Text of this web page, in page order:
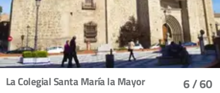
6/ 60
La Colegial Santa María la Mayor